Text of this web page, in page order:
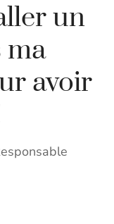
un
ma
avoir